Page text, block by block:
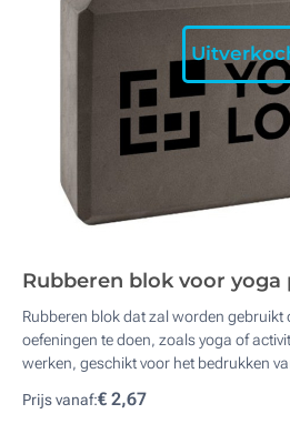
Rubberen blok voor yoga
Rubberen blok dat zal worden gebruikt
oefeningen te doen, zoals yoga of
werken, geschikt voor het bedrukken
Prijs vanaf:€ 2,67